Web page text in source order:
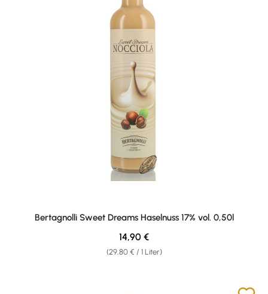
Bertagnolli Sweet Dreams Haselnuss 17% vol. 0,50l
(29,80 € / 1 Liter)
Regulärer Preis:
14,90 €